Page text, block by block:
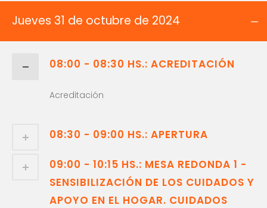
Jueves 31 de octubre de 2024
08:00 - 08:30 HS.: ACREDITACIÓN
Acreditación
08:30 - 09:00 HS.: APERTURA
09:00 - 10:15 HS.: MESA REDONDA 1 -
SENSIBILIZACIÓN DE LOS CUIDADOS Y
APOYO EN EL HOGAR. CUIDADOS